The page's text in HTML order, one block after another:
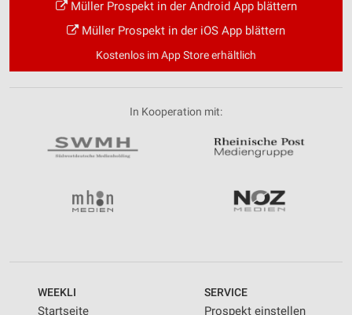
Müller Prospekt in der Android App blättern
Müller Prospekt in der iOS App blättern
Kostenlos im App Store erhältlich
In Kooperation mit:
WEEKLI
Startseite
SERVICE
Prospekt einstellen